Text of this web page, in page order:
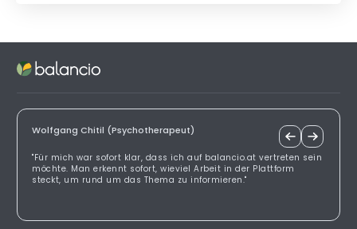
Wolfgang Chitil (Psychotherapeut)
"Für mich war sofort klar, dass ich auf balancio.at vertreten sein
möchte. Man erkennt sofort, wieviel Arbeit in der Plattform
steckt, um rund um das Thema zu informieren."